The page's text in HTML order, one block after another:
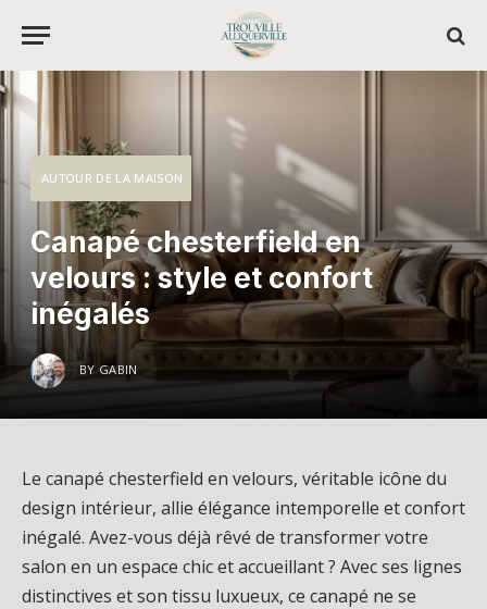
AUTOUR DE LA MAISON
Canapé chesterfield en
velours : style et confort
inégalés
BY GABIN
Le canapé chesterfield en velours, véritable icône du
design intérieur, allie élégance intemporelle et confort
inégalé. Avez-vous déjà rêvé de transformer votre
salon en un espace chic et accueillant ? Avec ses lignes
distinctives et son tissu luxueux, ce canapé ne se